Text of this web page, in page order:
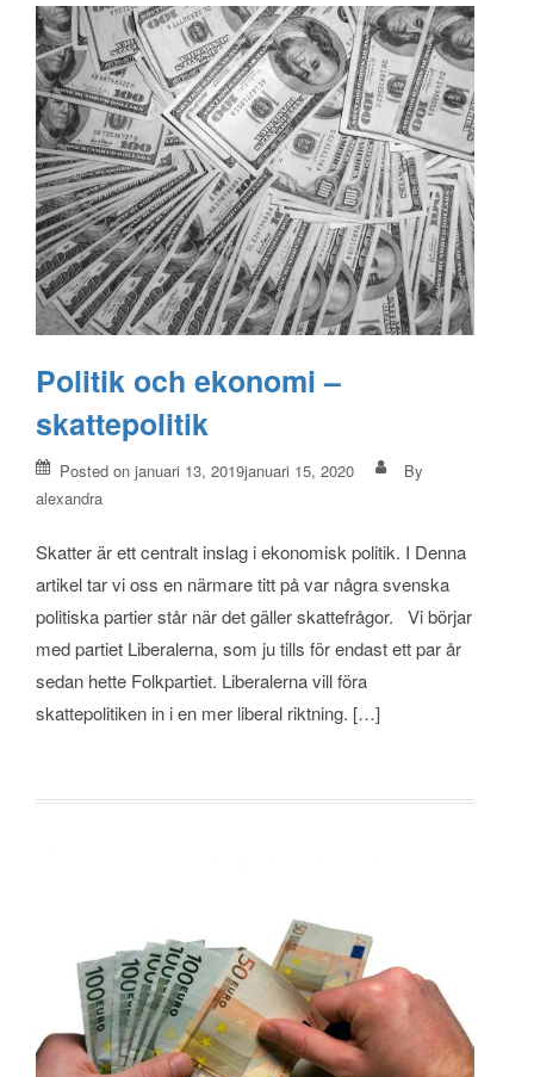
Politik och ekonomi –
skattepolitik
Posted on januari 13, 2019januari 15, 2020
By
alexandra
Skatter är ett centralt inslag i ekonomisk politik. I Denna
artikel tar vi oss en närmare titt på var några svenska
politiska partier står när det gäller skattefrågor. Vi börjar
med partiet Liberalerna, som ju tills för endast ett par år
sedan hette Folkpartiet. Liberalerna vill föra
skattepolitiken in i en mer liberal riktning. […]